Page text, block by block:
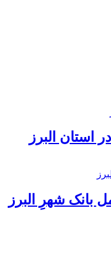
استان البرز
شهرِ البرز